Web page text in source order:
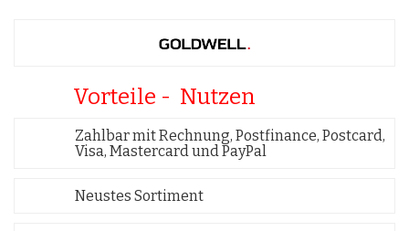
Vorteile - Nutzen
Zahlbar mit Rechnung, Postfinance, Postcard,
Visa, Mastercard und PayPal
Neustes Sortiment